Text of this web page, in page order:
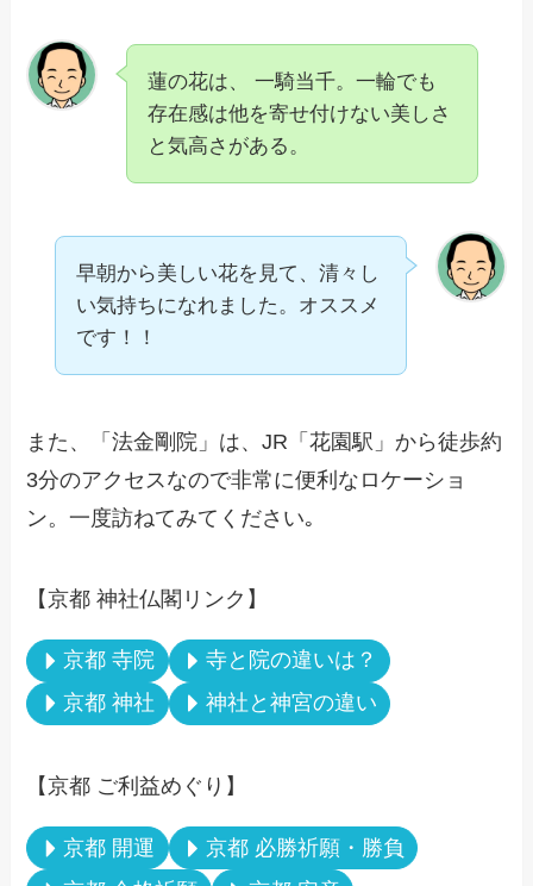
蓮の花は、 一騎当千。一輪でも
存在感は他を寄せ付けない美しさ
と気高さがある。
早朝から美しい花を見て、清々し
い気持ちになれました。オススメ
です！！
また、「法金剛院」は、JR「花園駅」から徒歩約
3分のアクセスなので非常に便利なロケーショ
ン。一度訪ねてみてください｡
【京都 神社仏閣リンク】
京都 寺院
寺と院の違いは？
京都 神社
神社と神宮の違い
【京都 ご利益めぐり】
京都 開運
京都 必勝祈願・勝負